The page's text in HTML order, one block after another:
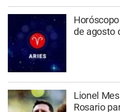
de agosto
Lionel
Rosario